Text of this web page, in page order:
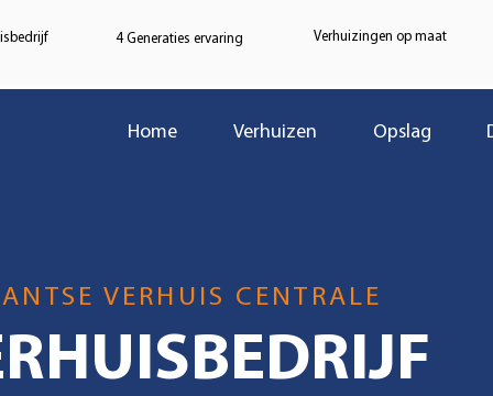
4 Generaties ervaring Verhuizingen op maat
Home Verhuizen Opslag
VERHUIS CENTRALE